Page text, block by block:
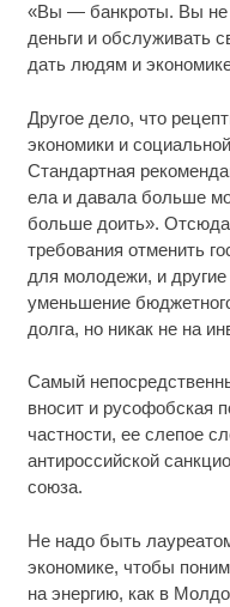
«Вы — банкроты. Вы не
деньги и обслуживать
дать людям и
Другое дело, что
экономики и
Стандартная
ела и давала больше
больше доить». Отсюда
требования отменить
для молодежи, и
уменьшение
долга, но никак не на
Самый
вносит и русофобская
частности, ее слепое
антироссийской
союза.
Не надо быть
экономике, чтобы
на энергию, как в